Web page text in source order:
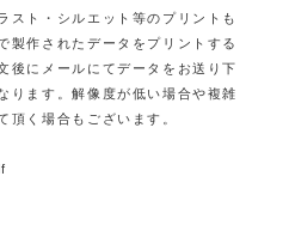
スト・シルエット等のプリントも
製作されたデータをプリントする
後にメールにてデータをお送り下
ります。解像度が低い場合や複雑
頂く場合もございます。